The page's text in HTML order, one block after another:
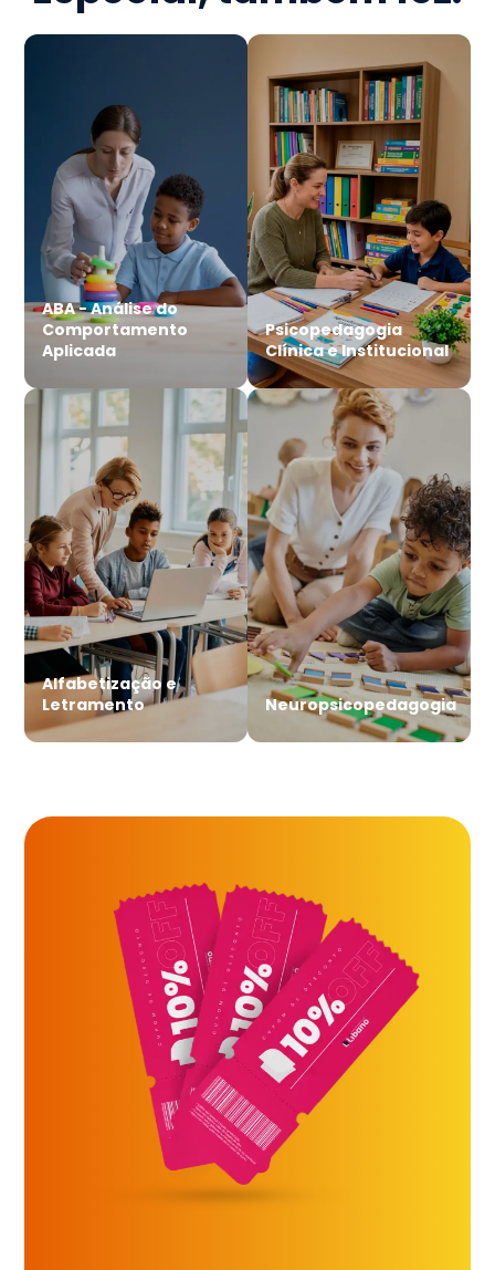
ABA - Análise do
Comportamento
Aplicada
Psicopedagogia
Clínica e Institucional
Alfabetização e
Letramento
Neuropsicopedagogia